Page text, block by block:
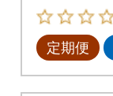
定期便